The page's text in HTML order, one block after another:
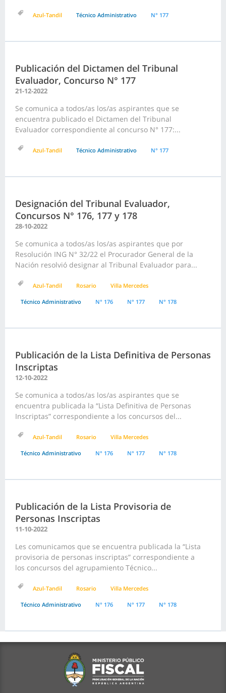
Azul-Tandil Técnico Administrativo N° 177
Publicación del Dictamen del Tribunal
Evaluador, Concurso N° 177
21-12-2022
Se comunica a todos/as los/as aspirantes que se
encuentra publicado el Dictamen del Tribunal
Evaluador correspondiente al concurso N° 177:...
Azul-Tandil Técnico Administrativo N° 177
Designación del Tribunal Evaluador,
Concursos N° 176, 177 y 178
28-10-2022
Se comunica a todos/as los/as aspirantes que por
Resolución ING N° 32/22 el Procurador General de la
Nación resolvió designar al Tribunal Evaluador para...
Azul-Tandil Rosario Villa Mercedes
Técnico Administrativo N° 176 N° 177 N° 178
Publicación de la Lista Definitiva de Personas
Inscriptas
12-10-2022
Se comunica a todos/as los/as aspirantes que se
encuentra publicada la “Lista Definitiva de Personas
Inscriptas” correspondiente a los concursos del...
Azul-Tandil Rosario Villa Mercedes
Técnico Administrativo N° 176 N° 177 N° 178
Publicación de la Lista Provisoria de
Personas Inscriptas
11-10-2022
Les comunicamos que se encuentra publicada la “Lista
provisoria de personas inscriptas” correspondiente a
los concursos del agrupamiento Técnico...
Azul-Tandil Rosario Villa Mercedes
Técnico Administrativo N° 176 N° 177 N° 178